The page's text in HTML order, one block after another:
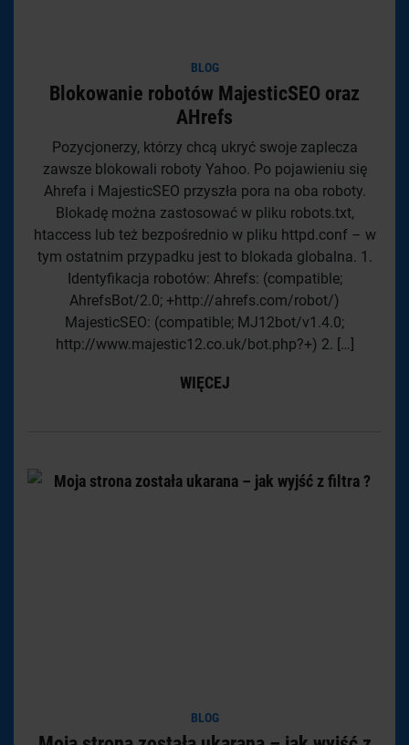
BLOG
Blokowanie robotów MajesticSEO oraz
AHrefs
Pozycjonerzy, którzy chcą ukryć swoje zaplecza
zawsze blokowali roboty Yahoo. Po pojawieniu się
Ahrefa i MajesticSEO przyszła pora na oba roboty.
Blokadę można zastosować w pliku robots.txt,
htaccess lub też bezpośrednio w pliku httpd.conf – w
tym ostatnim przypadku jest to blokada globalna. 1.
Identyfikacja robotów: Ahrefs: (compatible;
AhrefsBot/2.0; +http://ahrefs.com/robot/)
MajesticSEO: (compatible; MJ12bot/v1.4.0;
http://www.majestic12.co.uk/bot.php?+) 2. […]
WIĘCEJ
BLOG